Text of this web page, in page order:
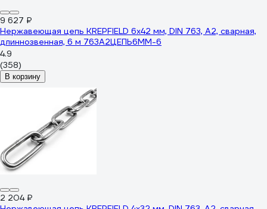
9 627 ₽
Нержавеющая цепь KREPFIELD 6x42 мм, DIN 763, А2, сварная,
длиннозвенная, 6 м 763А2ЦЕПЬ6ММ-6
4.9
(358)
В корзину
2 204 ₽